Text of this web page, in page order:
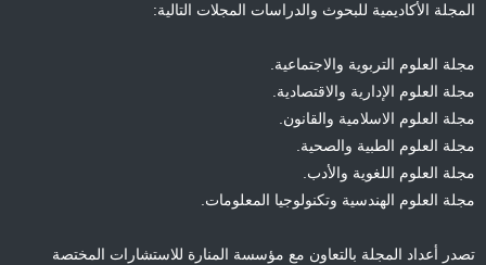
المجلة الأكاديمية للبحوث والدراسات المجلات التالية:
مجلة العلوم التربوية والاجتماعية.
مجلة العلوم الإدارية والاقتصادية.
مجلة العلوم الاسلامية والقانون.
مجلة العلوم الطبية والصحية.
مجلة العلوم اللغوية والأدب.
مجلة العلوم الهندسية وتكنولوجيا المعلومات.
تصدر أعداد المجلة بالتعاون مع مؤسسة المنارة للاستشارات المختصة